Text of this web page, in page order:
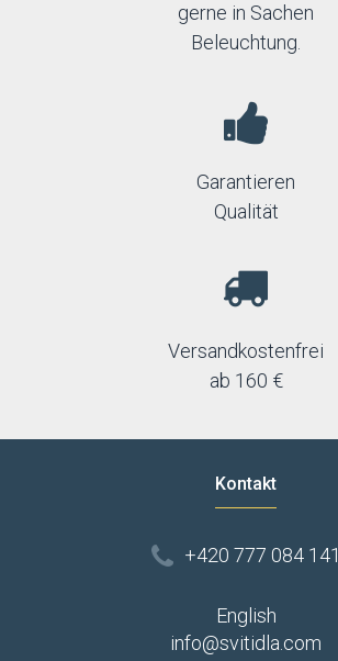
gerne in Sachen
Beleuchtung.
Garantieren
Qualität
Versandkostenfrei
ab 160 €
Kontakt
+420 777 084 141
English
info@svitidla.com